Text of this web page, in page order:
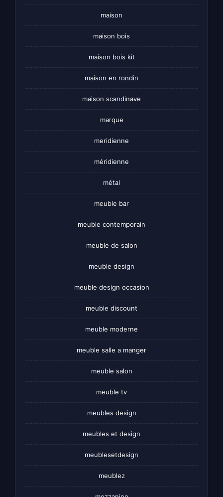
maison
maison bois
maison bois kit
maison en rondin
maison scandinave
marque
meridienne
méridienne
métal
meuble bar
meuble contemporain
meuble de salon
meuble design
meuble design occasion
meuble discount
meuble moderne
meuble salle a manger
meuble salon
meuble tv
meubles design
meubles et design
meublesetdesign
meublez